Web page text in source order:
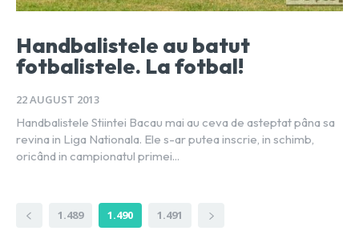
Handbalistele au batut
fotbalistele. La fotbal!
22 AUGUST 2013
Handbalistele Stiintei Bacau mai au ceva de asteptat pâna sa
revina in Liga Nationala. Ele s-ar putea inscrie, in schimb,
oricând in campionatul primei...
1.489 1.490 1.491